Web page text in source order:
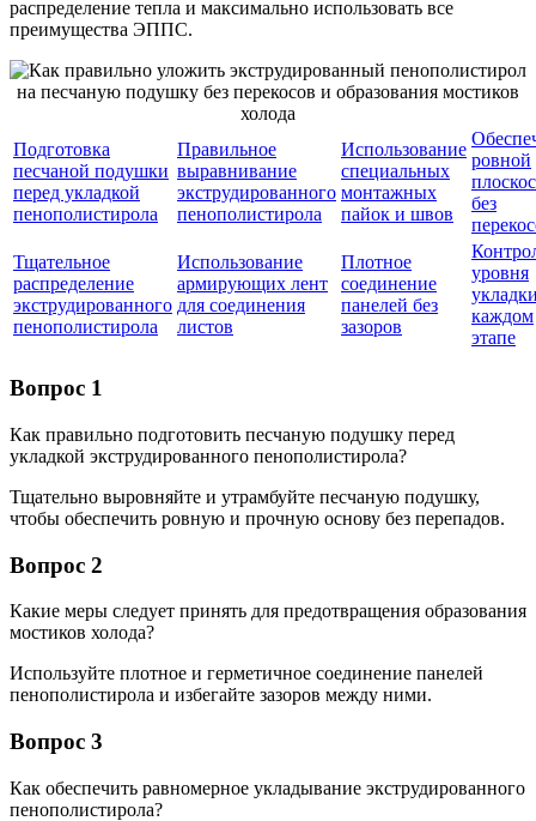
распределение тепла и максимально использовать все
преимущества ЭППС.
Подготовка
песчаной подушки
перед укладкой
пенополистирола
Правильное
выравнивание
экструдированного
пенополистирола
Использование
специальных
монтажных
пайок и швов
ровной
без
Тщательное
распределение
экструдированного
пенополистирола
Использование
армирующих лент
для соединения
листов
Плотное
соединение
панелей без
зазоров
уровня
каждом
этапе
Вопрос 1
Как правильно подготовить песчаную подушку перед
укладкой экструдированного пенополистирола?
Тщательно выровняйте и утрамбуйте песчаную подушку,
чтобы обеспечить ровную и прочную основу без перепадов.
Вопрос 2
Какие меры следует принять для предотвращения образования
мостиков холода?
Используйте плотное и герметичное соединение панелей
пенополистирола и избегайте зазоров между ними.
Вопрос 3
Как обеспечить равномерное укладывание экструдированного
пенополистирола?